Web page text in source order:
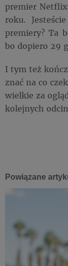
premier
roku.
premiery? Ta
bo dopiero 29
I tym też
znać na co
wielkie za
kolejnych
Powiązane